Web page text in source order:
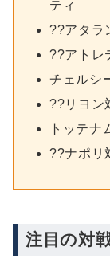
ティ
??アタラ
??アトレ
チェルシ
??リヨン
トッテナ
??ナポリ
注目の対